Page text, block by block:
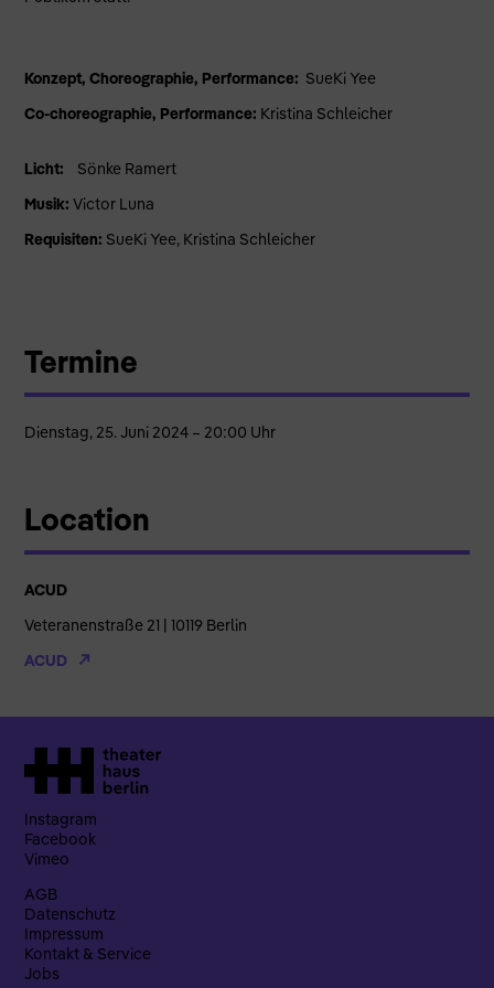
Konzept, Choreographie, Performance: SueKi Yee
Co-choreographie, Performance: Kristina Schleicher
Licht: Sönke Ramert
Musik: Victor Luna
Requisiten: SueKi Yee, Kristina Schleicher
Termine
Dienstag, 25. Juni 2024 – 20:00 Uhr
Location
ACUD
Veteranenstraße 21 | 10119 Berlin
ACUD
Instagram
Facebook
Vimeo
AGB
Datenschutz
Impressum
Kontakt & Service
Jobs